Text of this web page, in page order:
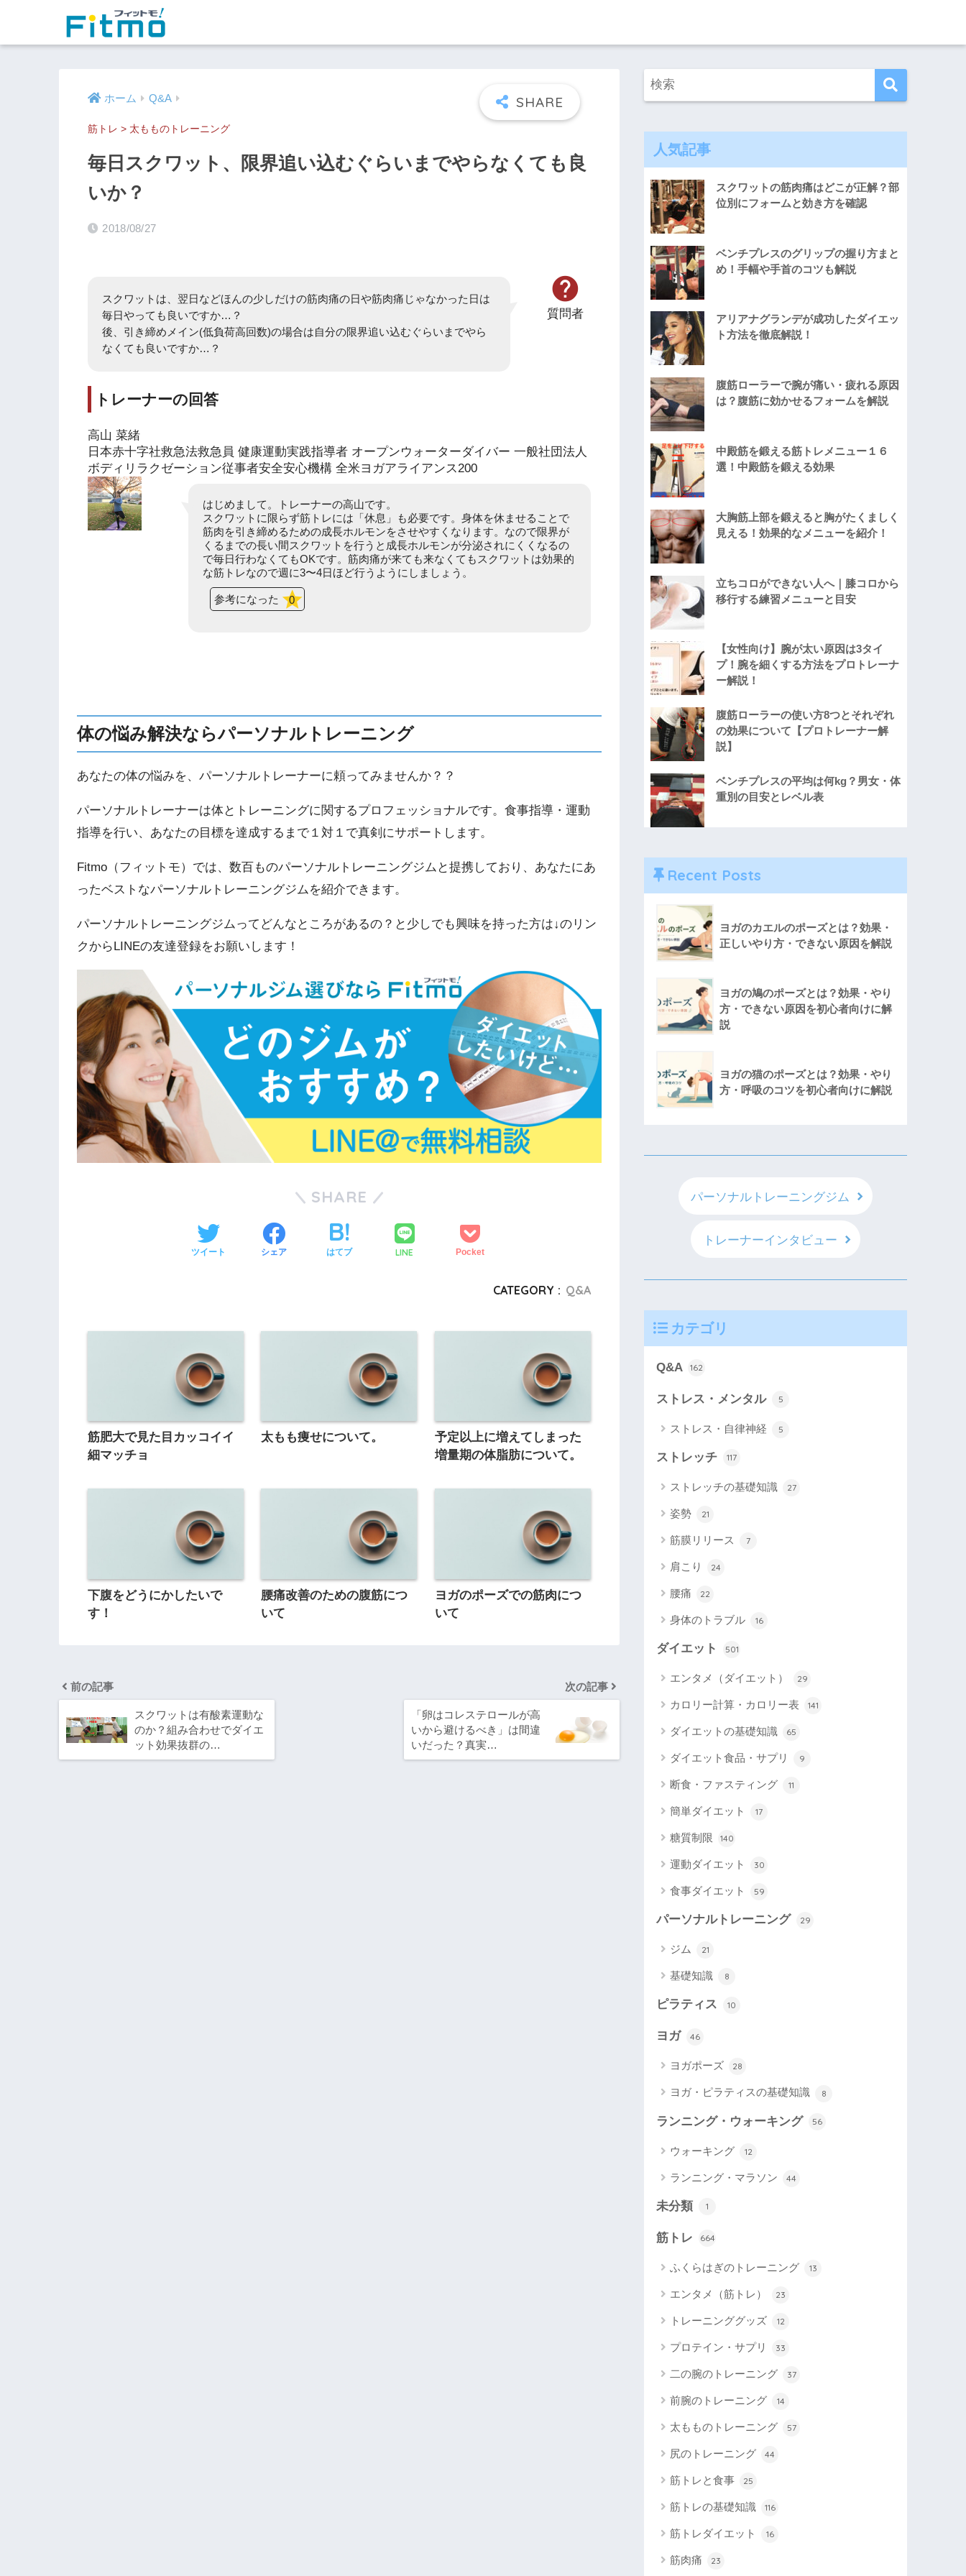
ホーム Q&A
筋トレ > 太もものトレーニング
毎日スクワット、限界追い込むぐらいまでやらなくても良
いか？
2018/08/27
質問者
スクワットは、翌日などほんの少しだけの筋肉痛の日や筋肉痛じゃなかった日は
毎日やっても良いですか…？
後、引き締めメイン(低負荷高回数)の場合は自分の限界追い込むぐらいまでやら
なくても良いですか…？
トレーナーの回答
高山 菜緒
日本赤十字社救急法救急員 健康運動実践指導者 オープンウォーターダイバー 一般社団法人
ボディリラクゼーション従事者安全安心機構 全米ヨガアライアンス200
はじめまして。トレーナーの高山です。
スクワットに限らず筋トレには「休息」も必要です。身体を休ませることで
筋肉を引き締めるための成長ホルモンをさせやすくなります。なので限界が
くるまでの長い間スクワットを行うと成長ホルモンが分泌されにくくなるの
で毎日行わなくてもOKです。筋肉痛が来ても来なくてもスクワットは効果的
な筋トレなので週に3〜4日ほど行うようにしましょう。
参考になった 0
体の悩み解決ならパーソナルトレーニング
あなたの体の悩みを、パーソナルトレーナーに頼ってみませんか？？
パーソナルトレーナーは体とトレーニングに関するプロフェッショナルです。食事指導・運動
指導を行い、あなたの目標を達成するまで１対１で真剣にサポートします。
Fitmo（フィットモ）では、数百ものパーソナルトレーニングジムと提携しており、あなたにあ
ったベストなパーソナルトレーニングジムを紹介できます。
パーソナルトレーニングジムってどんなところがあるの？と少しでも興味を持った方は↓のリン
クからLINEの友達登録をお願いします！
SHARE
ツイート シェア はてブ LINE Pocket
CATEGORY : Q&A
筋肥大で見た目カッコイイ
細マッチョ
太もも痩せについて。
予定以上に増えてしまった
増量期の体脂肪について。
下腹をどうにかしたいで
す！
腰痛改善のための腹筋につ
いて
ヨガのポーズでの筋肉につ
いて
前の記事
スクワットは有酸素運動な
のか？組み合わせでダイエ
ット効果抜群の…
次の記事
「卵はコレステロールが高
いから避けるべき」は間違
いだった？真実…
人気記事
スクワットの筋肉痛はどこが正解？部
位別にフォームと効き方を確認
ベンチプレスのグリップの握り方まと
め！手幅や手首のコツも解説
アリアナグランデが成功したダイエッ
ト方法を徹底解説！
腹筋ローラーで腕が痛い・疲れる原因
は？腹筋に効かせるフォームを解説
中殿筋を鍛える筋トレメニュー１６
選！中殿筋を鍛える効果
大胸筋上部を鍛えると胸がたくましく
見える！効果的なメニューを紹介！
立ちコロができない人へ｜膝コロから
移行する練習メニューと目安
【女性向け】腕が太い原因は3タイ
プ！腕を細くする方法をプロトレーナ
ー解説！
腹筋ローラーの使い方8つとそれぞれ
の効果について【プロトレーナー解
説】
ベンチプレスの平均は何kg？男女・体
重別の目安とレベル表
Recent Posts
ヨガのカエルのポーズとは？効果・
正しいやり方・できない原因を解説
ヨガの鳩のポーズとは？効果・やり
方・できない原因を初心者向けに解
説
ヨガの猫のポーズとは？効果・やり
方・呼吸のコツを初心者向けに解説
パーソナルトレーニングジム
トレーナーインタビュー
カテゴリ
Q&A 162
ストレス・メンタル 5
ストレス・自律神経 5
ストレッチ 117
ストレッチの基礎知識 27
姿勢 21
筋膜リリース 7
肩こり 24
腰痛 22
身体のトラブル 16
ダイエット 501
エンタメ（ダイエット） 29
カロリー計算・カロリー表 141
ダイエットの基礎知識 65
ダイエット食品・サプリ 9
断食・ファスティング 11
簡単ダイエット 17
糖質制限 140
運動ダイエット 30
食事ダイエット 59
パーソナルトレーニング 29
ジム 21
基礎知識 8
ピラティス 10
ヨガ 46
ヨガポーズ 28
ヨガ・ピラティスの基礎知識 8
ランニング・ウォーキング 56
ウォーキング 12
ランニング・マラソン 44
未分類 1
筋トレ 664
ふくらはぎのトレーニング 13
エンタメ（筋トレ） 23
トレーニンググッズ 12
プロテイン・サプリ 33
二の腕のトレーニング 37
前腕のトレーニング 14
太もものトレーニング 57
尻のトレーニング 44
筋トレと食事 25
筋トレの基礎知識 116
筋トレダイエット 16
筋肉痛 23